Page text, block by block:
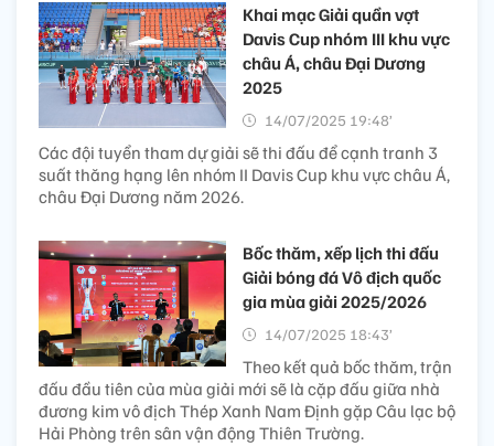
Khai mạc Giải quần vợt
Davis Cup nhóm III khu vực
châu Á, châu Đại Dương
2025
14/07/2025 19:48’
Các đội tuyển tham dự giải sẽ thi đấu để cạnh tranh 3
suất thăng hạng lên nhóm II Davis Cup khu vực châu Á,
châu Đại Dương năm 2026.
Bốc thăm, xếp lịch thi đấu
Giải bóng đá Vô địch quốc
gia mùa giải 2025/2026
14/07/2025 18:43’
Theo kết quả bốc thăm, trận
đấu đầu tiên của mùa giải mới sẽ là cặp đấu giữa nhà
đương kim vô địch Thép Xanh Nam Định gặp Câu lạc bộ
Hải Phòng trên sân vận động Thiên Trường.